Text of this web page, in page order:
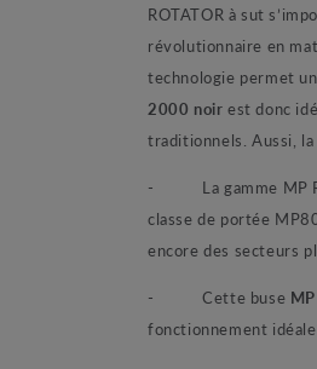
ROTATOR à sut
révolutionnaire en
technologie permet
2000 noir est donc
traditionnels. Aussi,
- La gamme MP
classe de portée
encore des secteurs
- Cette buse
fonctionnement